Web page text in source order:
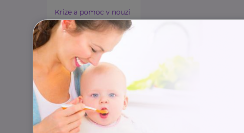
Krize a pomoc v nouzi
Paliativní péče
Rady a tipy
Harmonie duše a těla
Zaměstnávání osob ze
zdravotním
postižením
Lázeňství a wellness